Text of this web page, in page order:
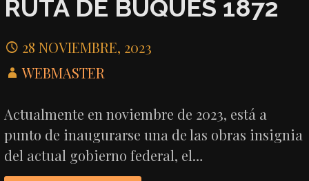
RUTA DE BUQUES 1872
28 NOVIEMBRE, 2023
WEBMASTER
Actualmente en noviembre de 2023, está a
punto de inaugurarse una de las obras insignia
del actual gobierno federal, el…